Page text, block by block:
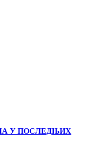
У ПОСЛЕДЊИХ